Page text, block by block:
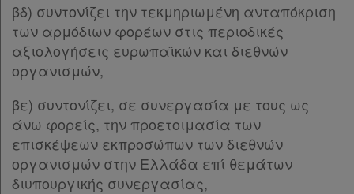
βδ) συντονίζει την τεκμηριωμένη ανταπόκριση
των αρμόδιων φορέων στις περιοδικές
αξιολογήσεις ευρωπαϊκών και διεθνών
οργανισμών,
βε) συντονίζει, σε συνεργασία με τους ως
άνω φορείς, την προετοιμασία των
επισκέψεων εκπροσώπων των διεθνών
οργανισμών στην Ελλάδα επί θεμάτων
διυπουργικής συνεργασίας,